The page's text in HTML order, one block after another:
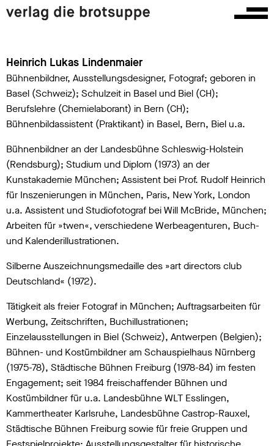
Heinrich Lukas Lindenmaier
Bühnenbildner, Ausstellungsdesigner, Fotograf; geboren in
Basel (Schweiz); Schulzeit in Basel und Biel (CH);
Berufslehre (Chemielaborant) in Bern (CH);
Bühnenbildassistent (Praktikant) in Basel, Bern, Biel u.a.
Bühnenbildner an der Landesbühne Schleswig-Holstein
(Rendsburg); Studium und Diplom (1973) an der
Kunstakademie München; Assistent bei Prof. Rudolf Heinrich
für Inszenierungen in München, Paris, New York, London
u.a. Assistent und Studiofotograf bei Will McBride, München;
Arbeiten für »twen«, verschiedene Werbeagenturen, Buch-
und Kalenderillustrationen.
Silberne Auszeichnungsmedaille des »art directors club
Deutschland« (1972).
Tätigkeit als freier Fotograf in München; Auftragsarbeiten für
Werbung, Zeitschriften, Buchillustrationen;
Einzelausstellungen in Biel (Schweiz), Antwerpen (Belgien);
Bühnen- und Kostümbildner am Schauspielhaus Nürnberg
(1975-78), Städtische Bühnen Freiburg (1978-84) im festen
Engagement; seit 1984 freischaffender Bühnen und
Kostümbildner für u.a. Landesbühne WLT Esslingen,
Kammertheater Karlsruhe, Landesbühne Castrop-Rauxel,
Städtische Bühnen Freiburg sowie für freie Gruppen und